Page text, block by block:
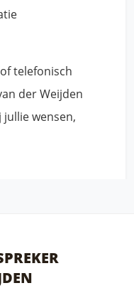
telefonisch
der Weijden
wensen,